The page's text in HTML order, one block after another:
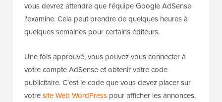
vous devrez attendre que l'équipe Google AdSense
l'examine. Cela peut prendre de quelques heures à
quelques semaines pour certains éditeurs.
Une fois approuvé, vous pouvez vous connecter à
votre compte AdSense et obtenir votre code
publicitaire. C'est le code que vous devez placer sur
votresite Web WordPress pour afficher les annonces.